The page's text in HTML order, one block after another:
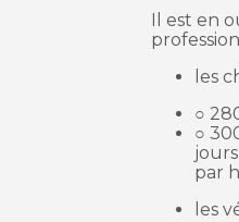
Il est en
les
○
○
par
les